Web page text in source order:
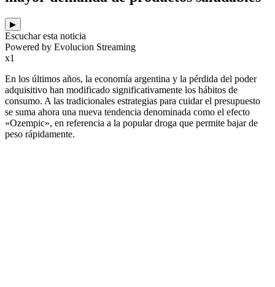
▶
Escuchar esta noticia
Powered by Evolucion Streaming
x1
En los últimos años, la economía argentina y la pérdida del poder
adquisitivo han modificado significativamente los hábitos de
consumo. A las tradicionales estrategias para cuidar el presupuesto
se suma ahora una nueva tendencia denominada como el efecto
«Ozempic», en referencia a la popular droga que permite bajar de
peso rápidamente.